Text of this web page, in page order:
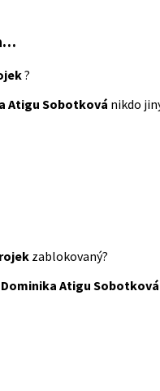
?
Atigu Sobotková nikdo
zablokovaný?
Dominika Atigu Sobotková